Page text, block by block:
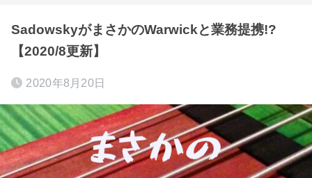
SadowskyがまさかのWarwickと業務提携!?
【2020/8更新】
2020年8月20日